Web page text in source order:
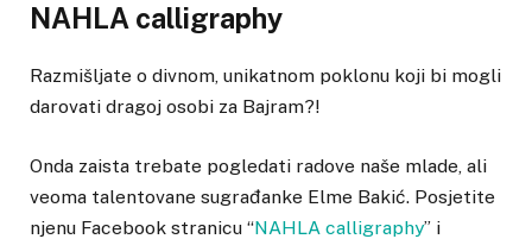
NAHLA calligraphy
Razmišljate o divnom, unikatnom poklonu koji bi mogli
darovati dragoj osobi za Bajram?!
Onda zaista trebate pogledati radove naše mlade, ali
veoma talentovane sugrađanke Elme Bakić. Posjetite
njenu Facebook stranicu “NAHLA calligraphy” i